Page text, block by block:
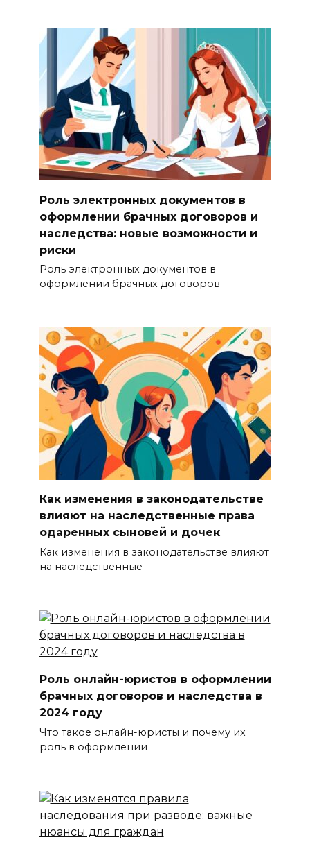
Роль электронных документов в
оформлении брачных договоров и
наследства: новые возможности и
риски
Роль электронных документов в
оформлении брачных договоров
Как изменения в законодательстве
влияют на наследственные права
одаренных сыновей и дочек
Как изменения в законодательстве влияют
на наследственные
Роль онлайн-юристов в оформлении
брачных договоров и наследства в
2024 году
Что такое онлайн-юристы и почему их
роль в оформлении